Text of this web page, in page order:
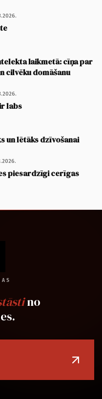
laikmetā: cīņa par
cilvēku domāšanu
labs
un lētāks dzīvošanai
piesardzīgi cerīgas
no